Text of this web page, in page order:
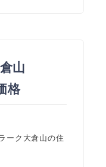
山
格
ーク大倉山の住